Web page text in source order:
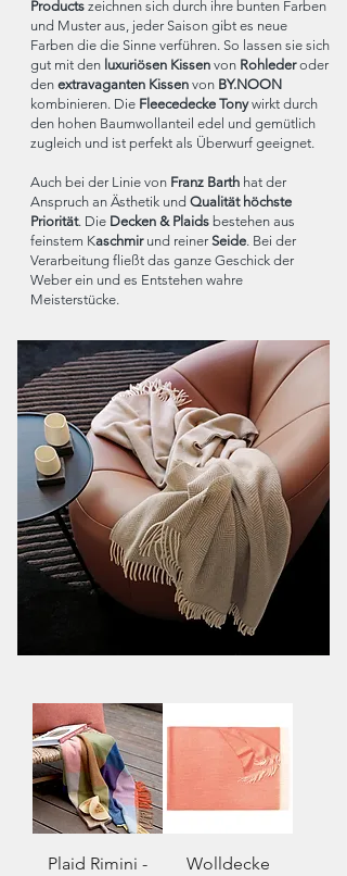
Products zeichnen sich durch ihre bunten Farben
und Muster aus, jeder Saison gibt es neue
Farben die die Sinne verführen. So lassen sie sich
gut mit den luxuriösen Kissen von Rohlederoder
den extravaganten Kissen von BY.NOON
kombinieren. Die Fleecedecke Tonywirkt durch
den hohen Baumwollanteil edel und gemütlich
zugleich und ist perfekt als Überwurf geeignet.
Auch bei der Linie von Franz Barth hat der
Anspruch an Ästhetik und Qualität höchste
Priorität. Die Decken & Plaids bestehen aus
feinstem Kaschmir und reiner Seide. Bei der
Verarbeitung fließt das ganze Geschick der
Weber ein und es Entstehen wahre
Meisterstücke.
Plaid Rimini - Wolldecke